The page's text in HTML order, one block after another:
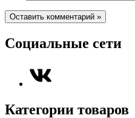
Социальные сети
Категории товаров